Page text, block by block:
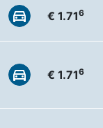
€ 1.716
€ 1.716